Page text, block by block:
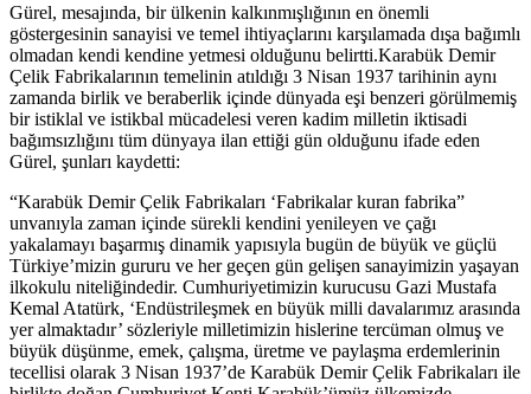
Gürel, mesajında, bir ülkenin kalkınmışlığının en önemli
göstergesinin sanayisi ve temel ihtiyaçlarını karşılamada dışa bağımlı
olmadan kendi kendine yetmesi olduğunu belirtti.Karabük Demir
Çelik Fabrikalarının temelinin atıldığı 3 Nisan 1937 tarihinin aynı
zamanda birlik ve beraberlik içinde dünyada eşi benzeri görülmemiş
bir istiklal ve istikbal mücadelesi veren kadim milletin iktisadi
bağımsızlığını tüm dünyaya ilan ettiği gün olduğunu ifade eden
Gürel, şunları kaydetti:
“Karabük Demir Çelik Fabrikaları ‘Fabrikalar kuran fabrika”
unvanıyla zaman içinde sürekli kendini yenileyen ve çağı
yakalamayı başarmış dinamik yapısıyla bugün de büyük ve güçlü
Türkiye’mizin gururu ve her geçen gün gelişen sanayimizin yaşayan
ilkokulu niteliğindedir. Cumhuriyetimizin kurucusu Gazi Mustafa
Kemal Atatürk, ‘Endüstrileşmek en büyük milli davalarımız arasında
yer almaktadır’ sözleriyle milletimizin hislerine tercüman olmuş ve
büyük düşünme, emek, çalışma, üretme ve paylaşma erdemlerinin
tecellisi olarak 3 Nisan 1937’de Karabük Demir Çelik Fabrikaları ile